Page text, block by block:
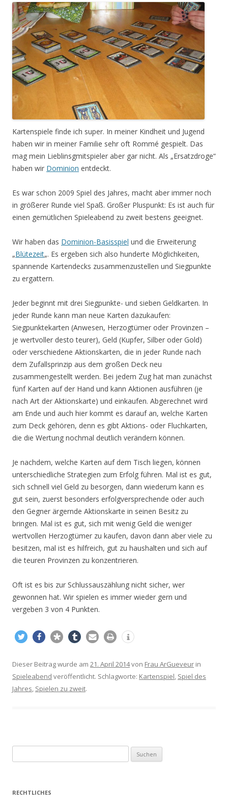
Kartenspiele finde ich super. In meiner Kindheit und Jugend
haben wir in meiner Familie sehr oft Rommé gespielt. Das
mag mein Lieblinsgmitspieler aber gar nicht. Als „Ersatzdroge“
haben wir Dominion entdeckt.
Es war schon 2009 Spiel des Jahres, macht aber immer noch
in größerer Runde viel Spaß. Großer Pluspunkt: Es ist auch für
einen gemütlichen Spieleabend zu zweit bestens geeignet.
Wir haben das Dominion-Basisspiel und die Erweiterung
„Blütezeit„. Es ergeben sich also hunderte Möglichkeiten,
spannende Kartendecks zusammenzustellen und Siegpunkte
zu ergattern.
Jeder beginnt mit drei Siegpunkte- und sieben Geldkarten. In
jeder Runde kann man neue Karten dazukaufen:
Siegpunktekarten (Anwesen, Herzogtümer oder Provinzen –
je wertvoller desto teurer), Geld (Kupfer, Silber oder Gold)
oder verschiedene Aktionskarten, die in jeder Runde nach
dem Zufallsprinzip aus dem großen Deck neu
zusammengestellt werden. Bei jedem Zug hat man zunächst
fünf Karten auf der Hand und kann Aktionen ausführen (je
nach Art der Aktionskarte) und einkaufen. Abgerechnet wird
am Ende und auch hier kommt es darauf an, welche Karten
zum Deck gehören, denn es gibt Aktions- oder Fluchkarten,
die die Wertung nochmal deutlich verändern können.
Je nachdem, welche Karten auf dem Tisch liegen, können
unterschiedliche Strategien zum Erfolg führen. Mal ist es gut,
sich schnell viel Geld zu besorgen, dann wiederum kann es
gut sein, zuerst besonders erfolgversprechende oder auch
den Gegner ärgernde Aktionskarte in seinen Besitz zu
bringen. Mal ist es gut, sich mit wenig Geld die weniger
wertvollen Herzogtümer zu kaufen, davon dann aber viele zu
besitzen, mal ist es hilfreich, gut zu haushalten und sich auf
die teuren Provinzen zu konzentrieren.
Oft ist es bis zur Schlussauszählung nicht sicher, wer
gewonnen hat. Wir spielen es immer wieder gern und
vergeben 3 von 4 Punkten.
Dieser Beitrag wurde am 21. April 2014von Frau ArGueveur in
Spieleabend veröffentlicht. Schlagworte: Kartenspiel, Spiel des
Jahres, Spielen zu zweit.
u
h
RECHTLICHES